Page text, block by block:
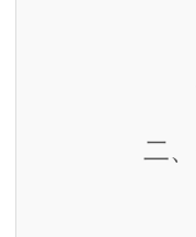
2、
3、企
4、企业
5、企业
二、企
1、企业
2、